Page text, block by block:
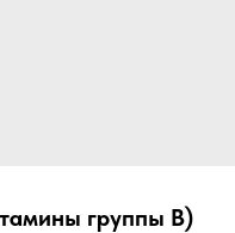
группы В)